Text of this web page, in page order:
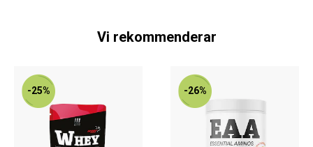
Vi rekommenderar
-25% -26%